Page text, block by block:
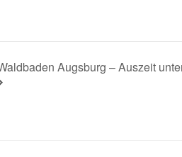
Augsburg – Auszeit